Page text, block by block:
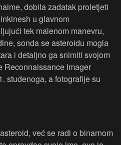
dobila zadatak proletjeti
u glavnom
tek malenom manevru,
sonda se asteroidu mogla
i detaljno ga snimiti svojom
Reconnaissance Imager
studenoga, a fotografije su
već se radi o binarnom